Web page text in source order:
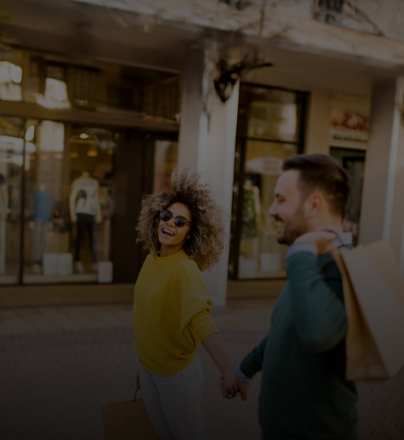
For bedrifter
For verden
For innovatører
Nyheter og trender